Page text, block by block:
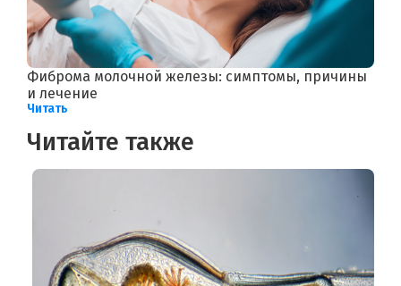
Фиброма молочной железы: симптомы, причины
и лечение
Читать
Читайте также